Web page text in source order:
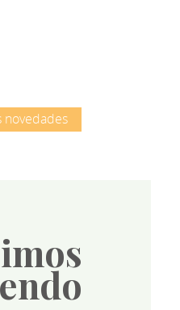
novedades